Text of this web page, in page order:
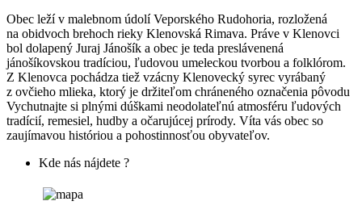
Obec leží v malebnom údolí Veporského Rudohoria, rozložená
na obidvoch brehoch rieky Klenovská Rimava. Práve v Klenovci
bol dolapený Juraj Jánošík a obec je teda preslávenená
jánošíkovskou tradíciou, ľudovou umeleckou tvorbou a folklórom.
Z Klenovca pochádza tiež vzácny Klenovecký syrec vyrábaný
z ovčieho mlieka, ktorý je držiteľom chráneného označenia pôvodu
Vychutnajte si plnými dúškami neodolateľnú atmosféru ľudových
tradícií, remesiel, hudby a očarujúcej prírody. Víta vás obec so
zaujímavou históriou a pohostinnosťou obyvateľov.
Kde nás nájdete ?